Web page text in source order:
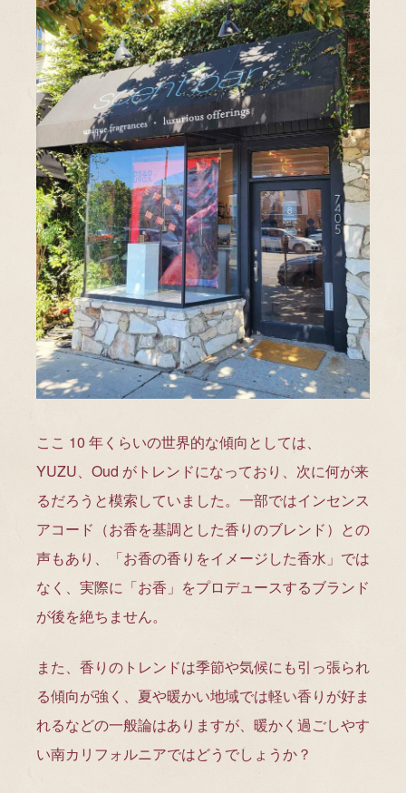
ここ 10 年くらいの世界的な傾向としては、
YUZU、Oud がトレンドになっており、次に何が来
るだろうと模索していました。一部ではインセンス
アコード（お香を基調とした香りのブレンド）との
声もあり、「お香の香りをイメージした香水」では
なく、実際に「お香」をプロデュースするブランド
が後を絶ちません。
また、香りのトレンドは季節や気候にも引っ張られ
る傾向が強く、夏や暖かい地域では軽い香りが好ま
れるなどの一般論はありますが、暖かく過ごしやす
い南カリフォルニアではどうでしょうか？